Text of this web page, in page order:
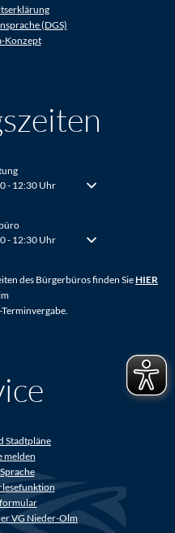
(DGS)
Konzept
oder Schließzeiten auszublenden
- 12:30Uhr Von 07:00 bis 12:30
oder Schließzeiten auszublenden
- 12:30Uhr Von 07:00 bis 12:30
des Bürgerbüros finden SieHIER
Stadtpläne
VG Nieder-Olm